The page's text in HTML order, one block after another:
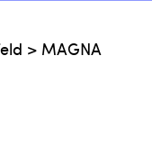
> MAGNA